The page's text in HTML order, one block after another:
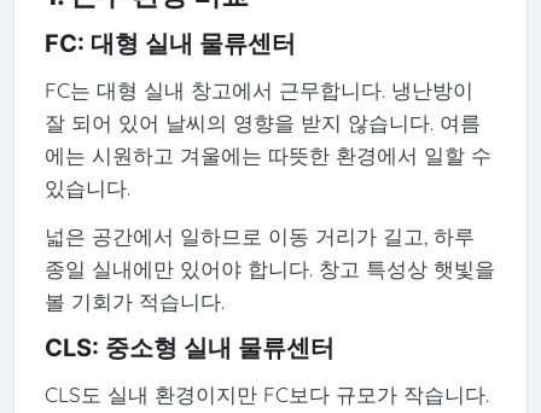
FC: 대형 실내 물류센터
FC는 대형 실내 창고에서 근무합니다. 냉난방이
잘 되어 있어 날씨의 영향을 받지 않습니다. 여름
에는 시원하고 겨울에는 따뜻한 환경에서 일할 수
있습니다.
넓은 공간에서 일하므로 이동 거리가 길고, 하루
종일 실내에만 있어야 합니다. 창고 특성상 햇빛을
볼 기회가 적습니다.
CLS: 중소형 실내 물류센터
CLS도 실내 환경이지만 FC보다 규모가 작습니다.